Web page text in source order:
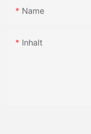
Name
Inhalt